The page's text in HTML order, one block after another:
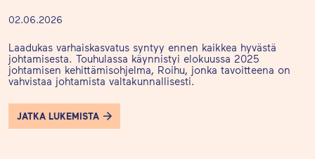
02.06.2026
Laadukas varhaiskasvatus syntyy ennen kaikkea hyvästä
johtamisesta. Touhulassa käynnistyi elokuussa 2025
johtamisen kehittämisohjelma, Roihu, jonka tavoitteena on
vahvistaa johtamista valtakunnallisesti.
JATKA LUKEMISTA